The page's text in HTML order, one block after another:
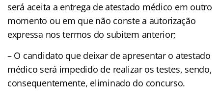
será aceita a entrega de atestado médico em outro
momento ou em que não conste a autorização
expressa nos termos do subitem anterior;
– O candidato que deixar de apresentar o atestado
médico será impedido de realizar os testes, sendo,
consequentemente, eliminado do concurso.